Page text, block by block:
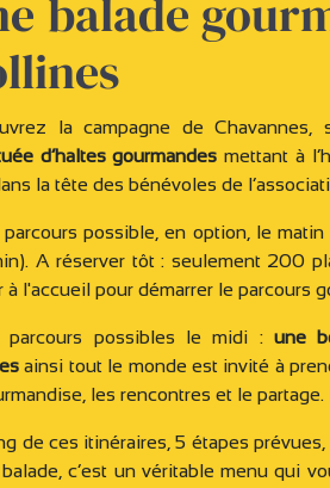
balade
la campagne de
d’haltes gourmandes mettant à
la tête des bénévoles de
parcours possible, en option, le
A réserver tôt : seulement 200
à l'accueil pour démarrer le parcours
parcours possibles le midi : une
ainsi tout le monde est invité à
les rencontres et le partage.
de ces itinéraires, 5 étapes
c’est un véritable menu qui